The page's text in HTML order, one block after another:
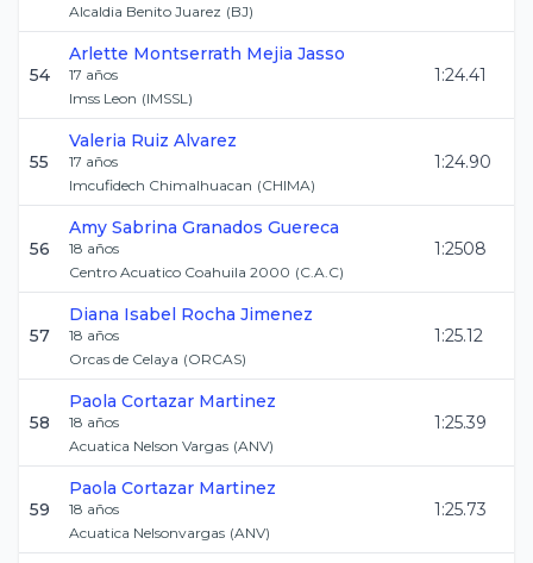
Alcaldia Benito Juarez (BJ)
54
Arlette Montserrath Mejia Jasso
17 años
Imss Leon (IMSSL)
1:24.41
55
Valeria Ruiz Alvarez
17 años
Imcufidech Chimalhuacan (CHIMA)
1:24.90
56
Amy Sabrina Granados Guereca
18 años
Centro Acuatico Coahuila 2000 (C.A.C)
1:2508
57
Diana Isabel Rocha Jimenez
18 años
Orcas de Celaya (ORCAS)
1:25.12
58
Paola Cortazar Martinez
18 años
Acuatica Nelson Vargas (ANV)
1:25.39
59
Paola Cortazar Martinez
18 años
Acuatica Nelsonvargas (ANV)
1:25.73